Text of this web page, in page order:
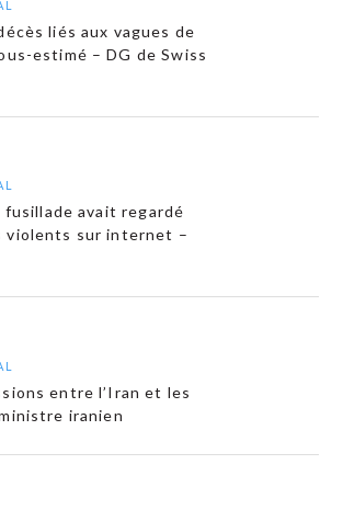
liés aux vagues de
estimé – DG de Swiss
fusillade avait regardé
violents sur internet –
entre l’Iran et les
iranien